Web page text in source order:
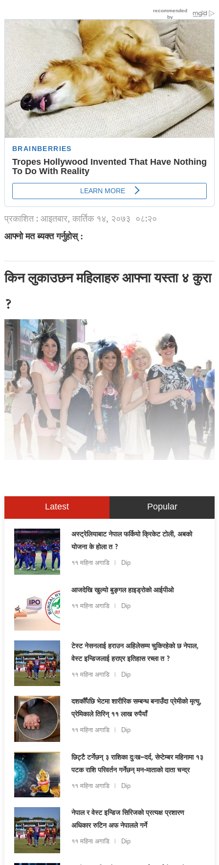
प्रकाशित : आइतबार, कार्तिक १४, २०७३ ०८:२०
आफ्नो मत ब्यक्त गर्नुहोस् :
किन लुकाउछन महिलाहरु आफ्ना यस्ता ४ कुरा
?
Latest Popular
अस्ट्रेलियाबाट नेपाल फर्कियो क्रिकेट टोली, अबको
योजना के होला त ?
११ महिना अगाडि Dip
आजदेखि खुल्यो बुङ्गल हाइड्रोको आईपीओ
११ महिना अगाडि Dip
टेस्ट नेसनलाई हराउन अहिलेसम्म चुकिरहेको छ नेपाल,
वेस्ट इन्डिजलाई हराएर इतिहास रच्ला त ?
११ महिना अगाडि Dip
दशकौँपछि भेटमा शारीरिक सम्बन्ध बनाउँदा प्रेमीको मृत्यु,
प्रेमिकाले तिरिन् ११ लाख रुपैयाँ
११ महिना अगाडि Dip
छिट्टै टर्नेछन् ३ राशिका दुःख–दर्द, सेप्टेम्बर महिनामा १३
पटक राशि परिवर्तन गर्नेछन् मन-माताको दाता चन्द्र
११ महिना अगाडि Dip
नेपाल र वेस्ट इन्डिज सिरिजको प्रत्यक्ष प्रशारण
अधिकार रुटिन अफ नेपालले गर्ने
११ महिना अगाडि Dip